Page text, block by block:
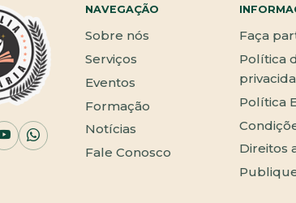
NAVEGAÇÃO
Sobre nós
Serviços
Eventos
Formação
Notícias
Fale Conosco
Faça
Política
Política
Direitos